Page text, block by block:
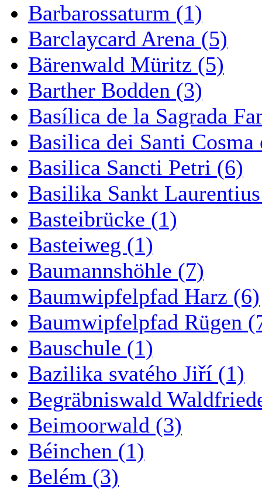
Barbarossaturm (1)
Barclaycard Arena (5)
Bärenwald Müritz (5)
Barther Bodden (3)
Basílica de la Sagrada
Basilica dei Santi
Basilica Sancti Petri (6)
Basilika Sankt
Basteibrücke (1)
Basteiweg (1)
Baumannshöhle (7)
Baumwipfelpfad Harz (6)
Baumwipfelpfad Rügen
Bauschule (1)
Bazilika svatého Jiří (1)
Begräbniswald
Beimoorwald (3)
Béinchen (1)
Belém (3)